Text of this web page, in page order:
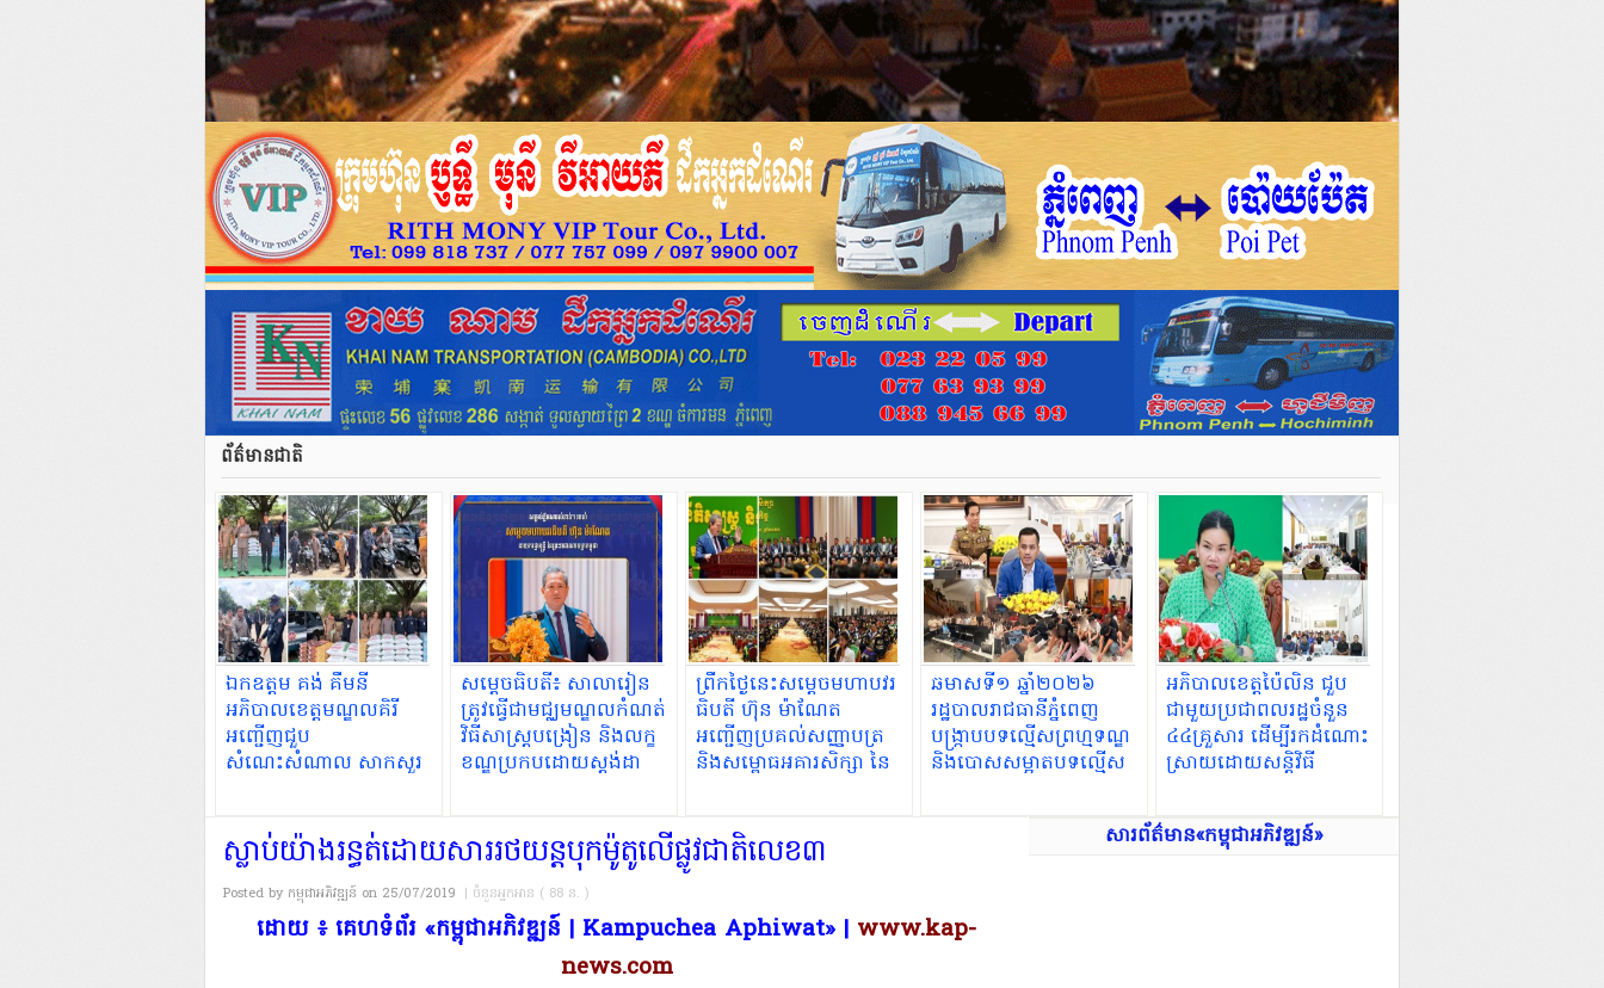
ព័ត៌មានជាតិ
ឯកឧត្តម គង់ គឹមនី
អភិបាលខេត្តមណ្ឌលគិរី
អញ្ជើញជួប
សំណេះសំណាល សាកសួរ
សម្ដេចធិបតី​៖ សាលារៀន
ត្រូវធ្វើជាមជ្ឈមណ្ឌលកំណត់
វិធីសាស្ត្របង្រៀន និងលក្ខ
ខណ្ឌប្រកបដោយស្តង់ដា
ច្បាស់លាស់
ព្រឹកថ្ងៃនេះសម្តេចមហាបវរ
ធិបតី ហ៊ុន ម៉ាណែត
អញ្ជើញប្រគល់សញ្ញាបត្រ
និងសម្ពោធអគារសិក្សា នៃ
សេដ្ឋកិច្ច
ឆមាសទី១ ឆ្នាំ២០២៦​
រដ្ឋបាលរាជធានីភ្នំពេញ
បង្ក្រាបបទល្មើសព្រហ្មទណ្ឌ
និងបោសសម្អាតបទល្មើស
អភិបាលខេត្តប៉ៃលិន ជួប
ជាមួយប្រជាពលរដ្ឋចំនួន
៤៤គ្រួសារ ដើម្បីរកដំណោះ
ស្រាយដោយសន្តិវិធី
កាប់ដីគម្របព្រៃឈើ
​ស្លាប់​យ៉ាង​រន្ធត់​ដោយសារ​រថយន្ត​បុក​ម៉ូតូ​លើ​ផ្លូវជាតិ​លេខ​៣
Posted by កម្ពុជាអភិវឌ្ឍន៍ on 25/07/2019 | ចំនួនអ្នកអាន ( 88 ន. )
​ដោយ ៖ គេហទំព័រ «កម្ពុជាអភិវឌ្ឍន៍ | Kampuchea Aphiwat​» | www.kap-
news.com
សារព័ត៌មាន«កម្ពុជាអភិវឌ្ឍន៍»